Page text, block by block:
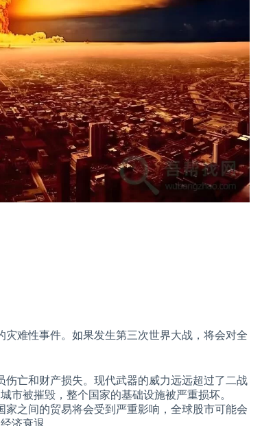
难性事件。如果发生第三次世界大战，将会对全
伤亡和财产损失。现代武器的威力远远超过了二战
市被摧毁，整个国家的基础设施被严重损坏。
之间的贸易将会受到严重影响，全球股市可能会
济衰退。